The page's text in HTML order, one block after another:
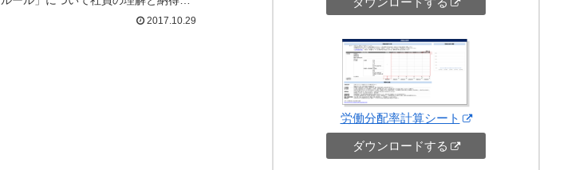
2017.10.29
労働分配率計算シート
ダウンロードする